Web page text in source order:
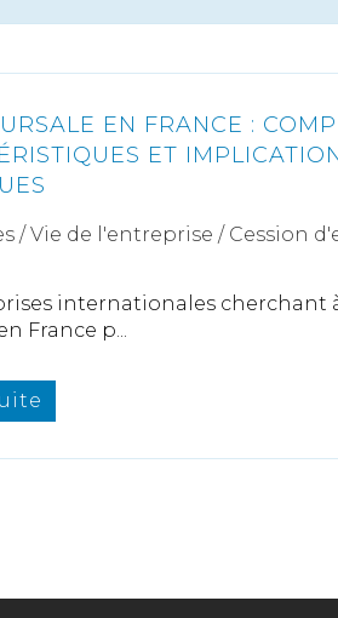
EN FRANCE :
ET
/ Vie de l'entreprise / Cession
internationales cherchant
France p...